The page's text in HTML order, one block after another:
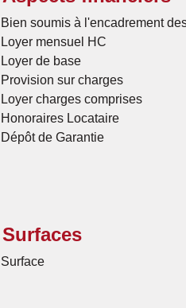
Bien soumis à l'encadrement
Loyer mensuel HC
Loyer de base
Provision sur charges
Loyer charges comprises
Honoraires Locataire
Dépôt de Garantie
Surfaces
Surface